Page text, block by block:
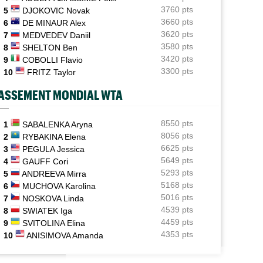
ROSE
Garcia est désormais maman d’un
Pablo
ATP / WTA
Tous les résultats de ce jeudi 6 août
de la nuit
Le Cap d'Agde ouvre une route directe vers le
prestigieux Orange Bowl
11:23
ATP
Gabriel Debru retourne en NCAA, son coach souhaitait
le circuit pro
Bax, Ghibaudo et Poullain peuvent rejoindre les demies
en Turquie
11:04
Carnet Rose
Caroline Garcia est désormais maman d’un petit Pablo
Grodzisk Mazowiecki (CH)
Mathys Erhard s'offre Dzumhur et cible les demi-
finales
5
DJOKOVIC Novak
3760 pts
6
DE MINAUR Alex
3660 pts
7
MEDVEDEV Daniil
3620 pts
8
SHELTON Ben
3580 pts
9
COBOLLI Flavio
3420 pts
10
FRITZ Taylor 3300 pts
MONDIAL WTA
1 SABALENKA Aryna
8550 pts
2
RYBAKINA Elena
8056 pts
3
PEGULA Jessica
6625 pts
4
GAUFF Cori
5649 pts
5
ANDREEVA Mirra
5293 pts
6
MUCHOVA Karolina
5168 pts
7
NOSKOVA Linda
5016 pts
8
SWIATEK Iga
4539 pts
9
SVITOLINA Elina
4459 pts
10
ANISIMOVA Amanda 4353 pts